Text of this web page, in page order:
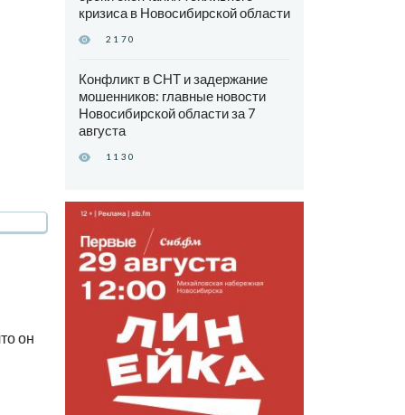
он
кризиса в Новосибирской области
2170
Конфликт в СНТ и задержание
мошенников: главные новости
Новосибирской области за 7
августа
1130